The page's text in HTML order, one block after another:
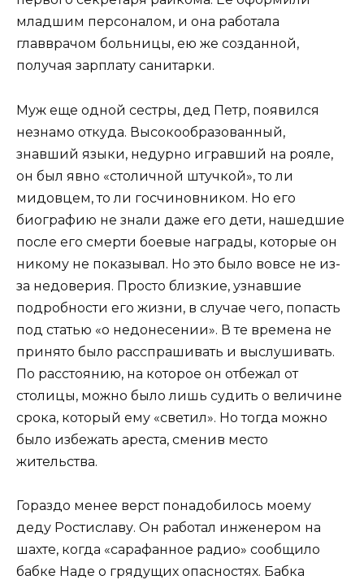
младшим персоналом, и она работала
главврачом больницы, ею же созданной,
получая зарплату санитарки.
Муж еще одной сестры, дед Петр, появился
незнамо откуда. Высокообразованный,
знавший языки, недурно игравший на рояле,
он был явно «столичной штучкой», то ли
мидовцем, то ли госчиновником. Но его
биографию не знали даже его дети, нашедшие
после его смерти боевые награды, которые он
никому не показывал. Но это было вовсе не из-
за недоверия. Просто близкие, узнавшие
подробности его жизни, в случае чего, попасть
под статью «о недонесении». В те времена не
принято было расспрашивать и выслушивать.
По расстоянию, на которое он отбежал от
столицы, можно было лишь судить о величине
срока, который ему «светил». Но тогда можно
было избежать ареста, сменив место
жительства.
Гораздо менее верст понадобилось моему
деду Ростиславу. Он работал инженером на
шахте, когда «сарафанное радио» сообщило
бабке Наде о грядущих опасностях. Бабка